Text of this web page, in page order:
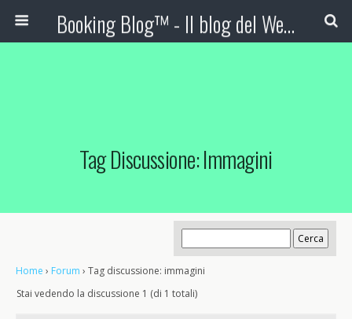
Booking Blog™ - Il blog del Web Marketing Turistico
Tag Discussione: Immagini
Home › Forum › Tag discussione: immagini
Stai vedendo la discussione 1 (di 1 totali)